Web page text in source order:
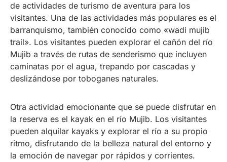
de actividades de turismo de aventura para los
visitantes. Una de las actividades más populares es el
barranquismo, también conocido como «wadi mujib
trail». Los visitantes pueden explorar el cañón del río
Mujib a través de rutas de senderismo que incluyen
caminatas por el agua, trepando por cascadas y
deslizándose por toboganes naturales.
Otra actividad emocionante que se puede disfrutar en
la reserva es el kayak en el río Mujib. Los visitantes
pueden alquilar kayaks y explorar el río a su propio
ritmo, disfrutando de la belleza natural del entorno y
la emoción de navegar por rápidos y corrientes.